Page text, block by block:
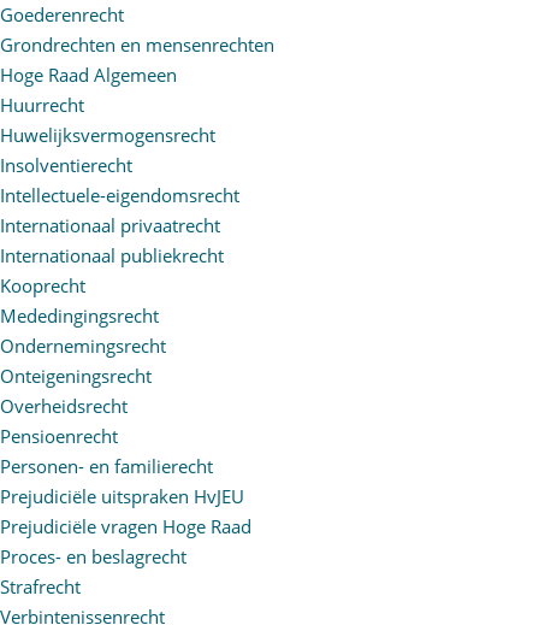
Goederenrecht
Grondrechten en mensenrechten
Hoge Raad Algemeen
Huurrecht
Huwelijksvermogensrecht
Insolventierecht
Intellectuele-eigendomsrecht
Internationaal privaatrecht
Internationaal publiekrecht
Kooprecht
Mededingingsrecht
Ondernemingsrecht
Onteigeningsrecht
Overheidsrecht
Pensioenrecht
Personen- en familierecht
Prejudiciële uitspraken HvJEU
Prejudiciële vragen Hoge Raad
Proces- en beslagrecht
Strafrecht
Verbintenissenrecht